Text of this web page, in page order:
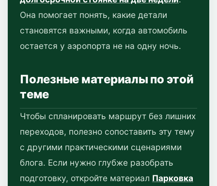
Она помогает понять, какие детали
становятся важными, когда автомобиль
остается у аэропорта не на одну ночь.
Полезные материалы по этой
теме
Чтобы спланировать маршрут без лишних
переходов, полезно сопоставить эту тему
с другими практическими сценариями
блога. Если нужно глубже разобрать
подготовку, откройте материал Парковка